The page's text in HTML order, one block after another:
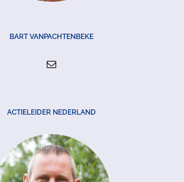
BART VANPACHTENBEKE
ACTIELEIDER NEDERLAND